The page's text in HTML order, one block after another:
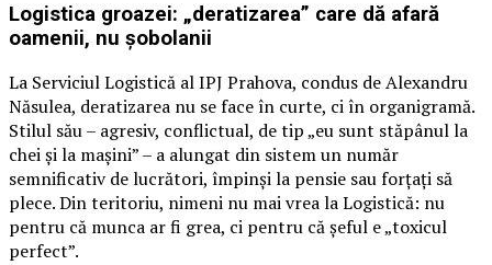
Logistica groazei: „deratizarea” care dă afară
oamenii, nu șobolanii
La Serviciul Logistică al IPJ Prahova, condus de Alexandru
Năsulea, deratizarea nu se face în curte, ci în organigramă.
Stilul său – agresiv, conflictual, de tip „eu sunt stăpânul la
chei și la mașini” – a alungat din sistem un număr
semnificativ de lucrători, împinși la pensie sau forțați să
plece. Din teritoriu, nimeni nu mai vrea la Logistică: nu
pentru că munca ar fi grea, ci pentru că șeful e „toxicul
perfect”.